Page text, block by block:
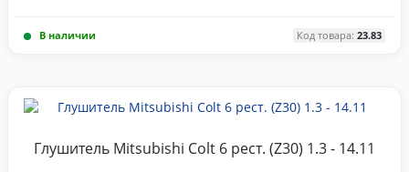
В наличии Код товара: 23.83
Глушитель Mitsubishi Colt 6 рест. (Z30) 1.3 - 14.11